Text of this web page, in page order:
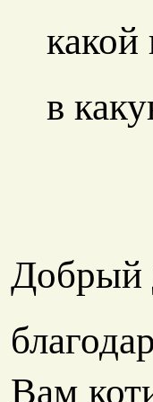
в
Добрый
Вам